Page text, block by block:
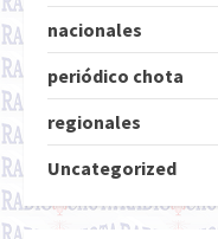
nacionales
periódico chota
regionales
Uncategorized